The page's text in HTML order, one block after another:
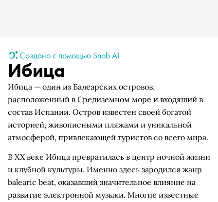
Создано с помощью Snob AI
Ибица
Ибица — один из Балеарских островов,
расположенный в Средиземном море и входящий в
состав Испании. Остров известен своей богатой
историей, живописными пляжами и уникальной
атмосферой, привлекающей туристов со всего мира.
В XX веке Ибица превратилась в центр ночной жизни
и клубной культуры. Именно здесь зародился жанр
balearic beat, оказавший значительное влияние на
развитие электронной музыки. Многие известные